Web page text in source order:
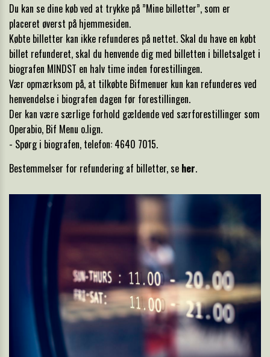
Du kan se dine køb ved at trykke på ”Mine billetter”, som er
placeret øverst på hjemmesiden.
Købte billetter kan ikke refunderes på nettet. Skal du have en købt
billet refunderet, skal du henvende dig med billetten i billetsalget i
biografen MINDST en halv time inden forestillingen.
Vær opmærksom på, at tilkøbte Bifmenuer kun kan refunderes ved
henvendelse i biografen dagen før forestillingen.
Der kan være særlige forhold gældende ved særforestillinger som
Operabio, Bif Menu o.lign.
- Spørg i biografen, telefon: 4640 7015.
Bestemmelser for refundering af billetter, se her.